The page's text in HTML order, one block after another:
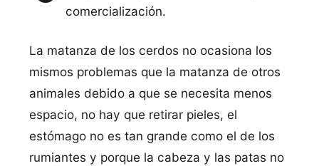
comercialización.
La matanza de los cerdos no ocasiona los
mismos problemas que la matanza de otros
animales debido a que se necesita menos
espacio, no hay que retirar pieles, el
estómago no es tan grande como el de los
rumiantes y porque la cabeza y las patas no